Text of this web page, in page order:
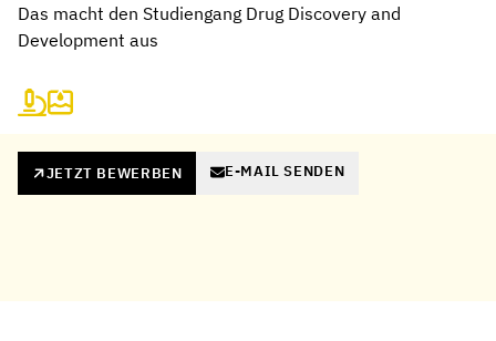
Das macht den Studiengang Drug Discovery and
Development aus
JETZT BEWERBEN E-MAIL SENDEN